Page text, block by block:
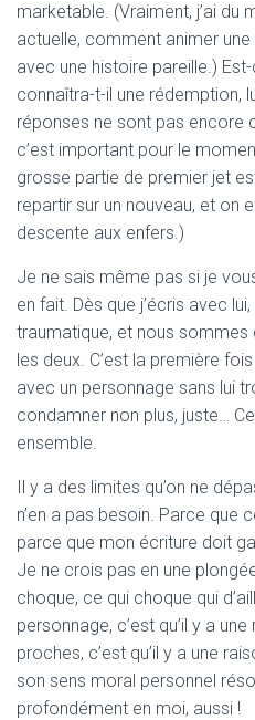
marketable. (Vraiment, j’ai du
actuelle, comment animer
avec une histoire pareille.) Est-
connaîtra-t-il une rédemption,
réponses ne sont pas encore
c’est important pour le
grosse partie de premier jet
repartir sur un nouveau, et on
descente aux enfers.)
Je ne sais même pas si je
en fait. Dès que j’écris avec
traumatique, et nous
les deux. C’est la première
avec un personnage sans lui
condamner non plus, juste…
ensemble.
Il y a des limites qu’on ne
n’en a pas besoin. Parce que
parce que mon écriture doit
Je ne crois pas en une
choque, ce qui choque qui
personnage, c’est qu’il y a
proches, c’est qu’il y a une
son sens moral personnel
profondément en moi, aussi !